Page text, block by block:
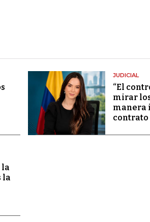
JUDICIAL
“El
mirar
manera
contrato
la
la